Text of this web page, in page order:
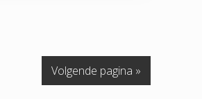
Volgende pagina »